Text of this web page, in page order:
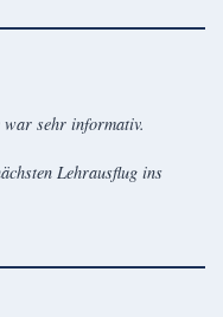
sehr informativ.
Lehrausflug ins